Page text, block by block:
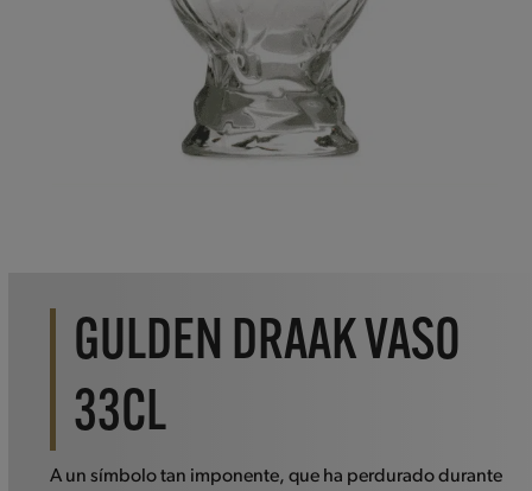
GULDEN DRAAK VASO
33CL
A un símbolo tan imponente, que ha perdurado durante